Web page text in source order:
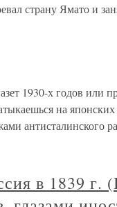
страну Ямато и
1930-х годов или
на
антисталинского
в 1839 г.